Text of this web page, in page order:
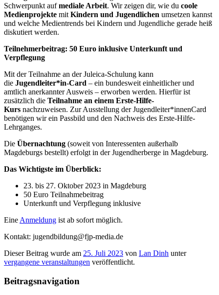
Schwerpunkt aufmediale Arbeit. Wir zeigen dir, wie du coole
Medienprojekte mit Kindern und Jugendlichen umsetzen kannst
und welche Medientrends bei Kindern und Jugendliche gerade heiß
diskutiert werden.
Teilnehmerbeitrag: 50 Euro inklusive Unterkunft und
Verpflegung
Mit der Teilnahme an der Juleica-Schulung kann
die Jugendleiter*in-Card – ein bundesweit einheitlicher und
amtlich anerkannter Ausweis – erworben werden. Hierfür ist
zusätzlich die Teilnahme an einem Erste-Hilfe-
Kurs nachzuweisen. Zur Ausstellung der Jugendleiter*innenCard
benötigen wir ein Passbild und den Nachweis des Erste-Hilfe-
Lehrganges.
Die Übernachtung (soweit von Interessenten außerhalb
Magdeburgs bestellt) erfolgt in der Jugendherberge in Magdeburg.
Das Wichtigste im Überblick:
23. bis 27. Oktober 2023 in Magdeburg
50 Euro Teilnahmebeitrag
Unterkunft und Verpflegung inklusive
Eine Anmeldung ist ab sofort möglich.
Kontakt: jugendbildung@fjp-media.de
Dieser Beitrag wurde am 25. Juli 2023 von Lan Dinh unter
vergangene veranstaltungen veröffentlicht.
Beitragsnavigation